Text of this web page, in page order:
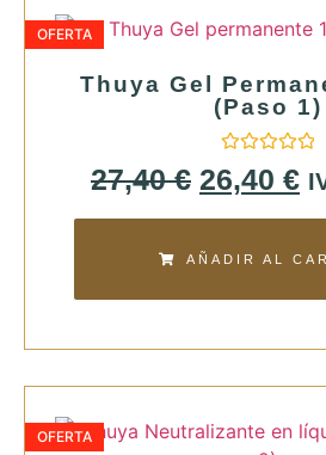
OFERTA
Thuya Gel
(paso 1)
Valorado
con
0
de
27,40€ 26,40 €
AÑADIR AL
OFERTA